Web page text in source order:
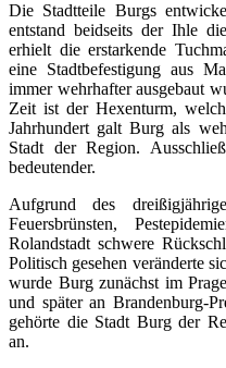
Die Stadtteile Burgs
entstand beidseits der Ihle
erhielt die erstarkende
eine Stadtbefestigung aus
immer wehrhafter ausgebaut
Zeit ist der Hexenturm,
Jahrhundert galt Burg als
Stadt der Region.
bedeutender.
Aufgrund des
Feuersbrünsten,
Rolandstadt schwere
Politisch gesehen veränderte
wurde Burg zunächst im
und später an Brandenburg-
gehörte die Stadt Burg der
an.